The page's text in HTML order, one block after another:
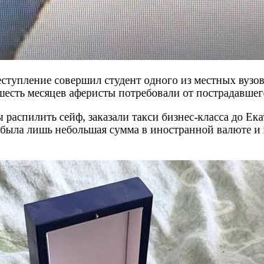
совершил студент одного из местных
месяцев аферисты потребовали от
сейф, заказали такси бизнес-класса до
лишь небольшая сумма в иностранной валюте и